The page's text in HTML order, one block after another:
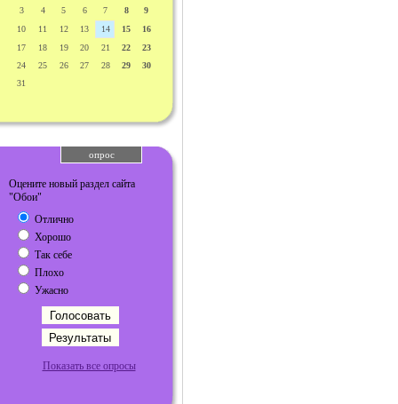
3
4 5 6 7 8
9
10
11 12 13 14 15
16
17
18 19 20 21 22
23
24
25 26 27 28 29
30
31
опрос
Оцените новый раздел сайта
"Обои"
Отлично
Хорошо
Так себе
Плохо
Ужасно
Показать все опросы